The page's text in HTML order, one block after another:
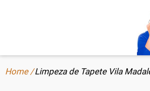
Home /Limpeza de Tapete Vila